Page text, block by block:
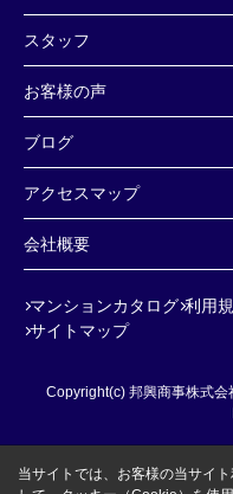
スタッフ
お客様の声
ブログ
アクセスマップ
会社概要
マンションカタログ 利用
サイトマップ
Copyright(c) 邦興商事株式
当サイトでは、お客様の当サイ